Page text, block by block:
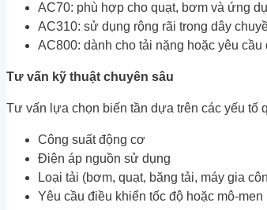
AC70: phù hợp cho quạt, bơm và ứng
AC310: sử dụng rộng rãi trong dây
AC800: dành cho tải nặng hoặc yêu
Tư vấn kỹ thuật chuyên sâu
Tư vấn lựa chọn biến tần dựa trên các yếu tố
Công suất động cơ
Điện áp nguồn sử dụng
Loại tải (bơm, quạt, băng tải, máy gia
Yêu cầu điều khiển tốc độ hoặc mô-men